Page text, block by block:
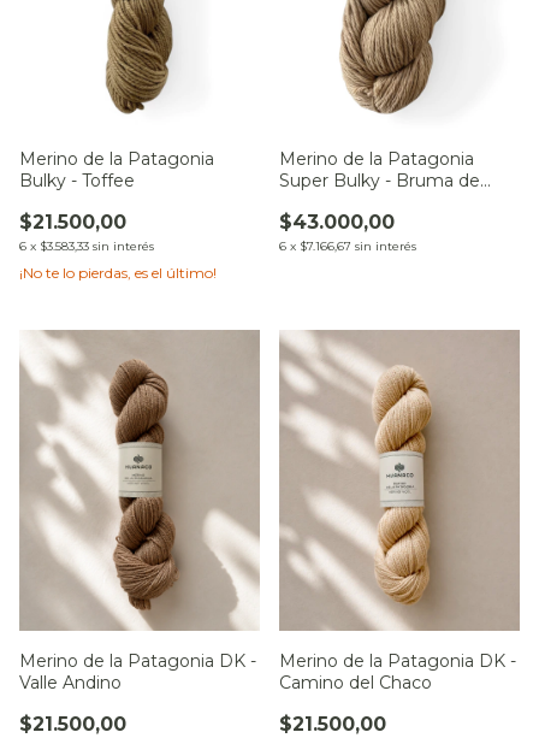
Merino de la Patagonia
Bulky - Toffee
$21.500,00
6 x $3.583,33 sin interés
¡No te lo pierdas, es el último!
Merino de la Patagonia
Super Bulky - Bruma de
$43.000,00
6 x $7.166,67 sin interés
Merino de la Patagonia DK -
Valle Andino
$21.500,00
Merino de la Patagonia DK -
Camino del Chaco
$21.500,00